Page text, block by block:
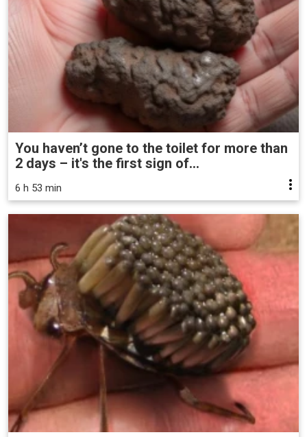
You haven’t gone to the toilet for more than
2 days – it's the first sign of...
6 h 53 min